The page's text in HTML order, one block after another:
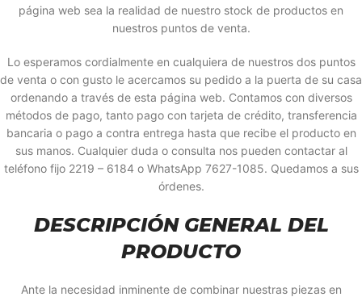
página web sea la realidad de nuestro stock de productos en
nuestros puntos de venta.
Lo esperamos cordialmente en cualquiera de nuestros dos puntos
de venta o con gusto le acercamos su pedido a la puerta de su casa
ordenando a través de esta página web. Contamos con diversos
métodos de pago, tanto pago con tarjeta de crédito, transferencia
bancaria o pago a contra entrega hasta que recibe el producto en
sus manos. Cualquier duda o consulta nos pueden contactar al
teléfono fijo 2219 – 6184 o WhatsApp 7627-1085. Quedamos a sus
órdenes.
DESCRIPCIÓN GENERAL DEL
PRODUCTO
Ante la necesidad inminente de combinar nuestras piezas en